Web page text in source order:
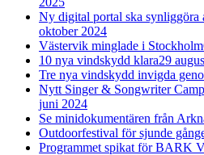
Ny digital portal ska synliggöra
oktober 2024
Västervik minglade i Stockholm
10 nya vindskydd klara29
Tre nya vindskydd invigda
Nytt Singer & Songwriter
juni 2024
Se minidokumentären från
Outdoorfestival för sjunde
Programmet spikat för BARK